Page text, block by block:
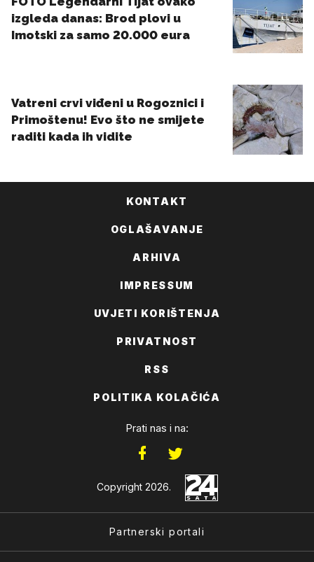
KONTAKT
OGLAŠAVANJE
ARHIVA
IMPRESSUM
UVJETI KORIŠTENJA
PRIVATNOST
RSS
POLITIKA KOLAČIĆA
Prati nas i na:
Copyright 2026.
Partnerski portali